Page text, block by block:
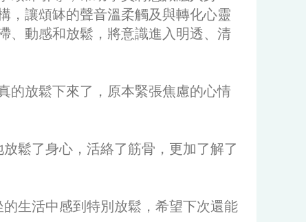
，讓頌缽的聲音溫柔觸及與轉化心靈
、動感和放鬆，將意識進入明透、清
的放鬆下來了，原本緊張焦慮的心情
鬆了身心，活絡了筋骨，更加了解了
生活中感到特別放鬆，希望下次還能